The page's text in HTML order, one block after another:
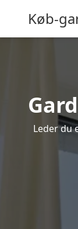
Køb-
Leder du